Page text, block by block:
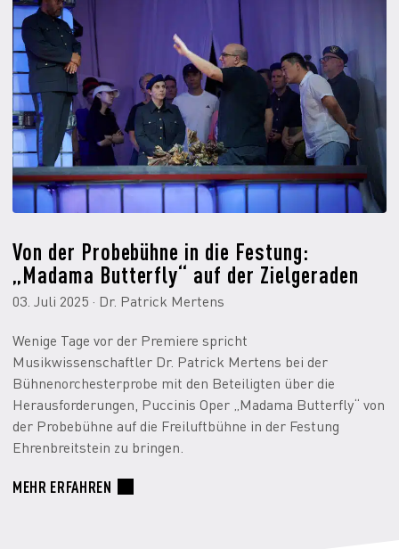
Von der Probebühne in die Festung:
„Madama Butterfly“ auf der Zielgeraden
03. Juli 2025 · Dr. Patrick Mertens
Wenige Tage vor der Premiere spricht
Musikwissenschaftler Dr. Patrick Mertens bei der
Bühnenorchesterprobe mit den Beteiligten über die
Herausforderungen, Puccinis Oper „Madama Butterfly“ von
der Probebühne auf die Freiluftbühne in der Festung
Ehrenbreitstein zu bringen.
MEHR ERFAHREN